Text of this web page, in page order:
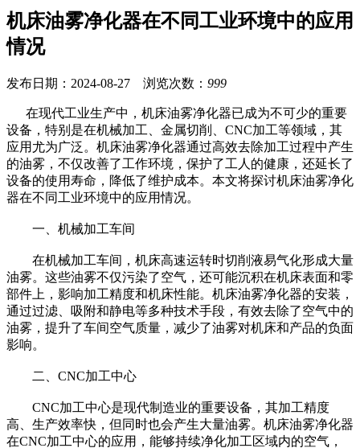
机床油雾净化器在不同工业环境中的应用
情况
发布日期：2024-08-27 浏览次数： 999
在现代工业生产中，机床油雾净化器已成为不可少的重要
设备，特别是在机械加工、金属切削、CNC加工等领域，其
应用尤为广泛。机床油雾净化器通过高效去除加工过程中产生
的油雾，不仅改善了工作环境，保护了工人的健康，还延长了
设备的使用寿命，降低了维护成本。本文将探讨机床油雾净化
器在不同工业环境中的应用情况。
一、机械加工车间
在机械加工车间，机床高速运转时切削液易气化形成大量
油雾。这些油雾不仅污染了空气，还可能沉积在机床表面和零
部件上，影响加工精度和机床性能。机床油雾净化器的安装，
通过过滤、吸附和静电等多种技术手段，有效去除了空气中的
油雾，提升了车间空气质量，减少了油雾对机床和产品的负面
影响。
二、CNC加工中心
CNC加工中心是现代制造业的重要设备，其加工精度
高、生产效率快，但同时也会产生大量油雾。机床油雾净化器
在CNC加工中心的应用，能够持续净化加工区域内的空气，